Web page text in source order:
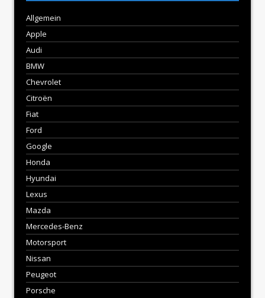
Allgemein
Apple
Audi
BMW
Chevrolet
Citroën
Fiat
Ford
Google
Honda
Hyundai
Lexus
Mazda
Mercedes-Benz
Motorsport
Nissan
Peugeot
Porsche